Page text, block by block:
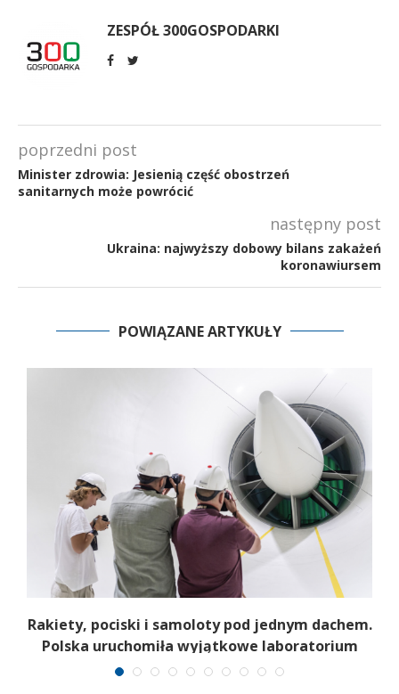
ZESPÓŁ 300GOSPODARKI
poprzedni post
Minister zdrowia: Jesienią część obostrzeń
sanitarnych może powrócić
następny post
Ukraina: najwyższy dobowy bilans zakażeń
koronawiursem
POWIĄZANE ARTYKUŁY
Rakiety, pociski i samoloty pod jednym dachem.
Polska uruchomiła wyjątkowe laboratorium